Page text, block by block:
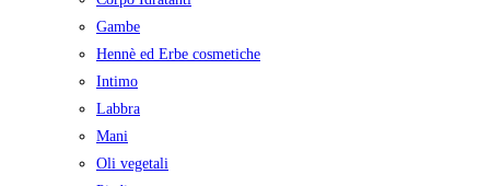
Gambe
Hennè ed Erbe cosmetiche
Intimo
Labbra
Mani
Oli vegetali